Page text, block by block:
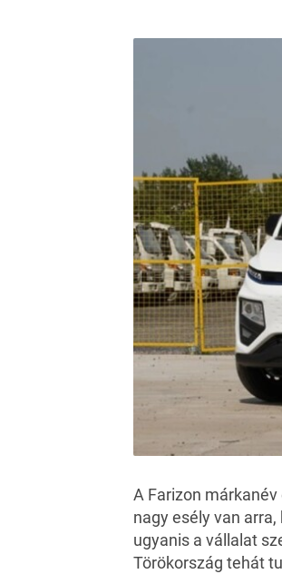
A Farizon
nagy esély van
ugyanis a vállalat
Törökország tehát